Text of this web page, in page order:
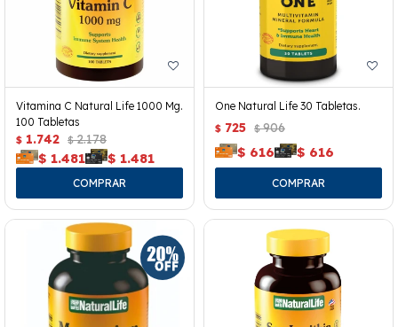
Vitamina C Natural Life 1000 Mg.
100 Tabletas
$ 1.742 $ 2.178
$ 1.481 $ 1.481
One Natural Life 30 Tabletas.
$ 725 $ 906
$ 616 $ 616